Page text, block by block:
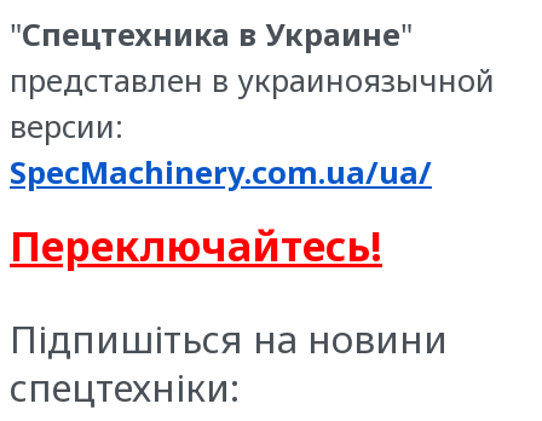
"Спецтехника в Украине"
представлен в украиноязычной
версии:
SpecMachinery.com.ua/ua/
Переключайтесь!
Підпишіться на новини
спецтехніки: